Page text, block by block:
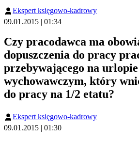
Ekspert księgowo-kadrowy
09.01.2015 | 01:34
Czy pracodawca ma
dopuszczenia do pracy
przebywającego na urlopie
wychowawczym, który
do pracy na 1/2 etatu?
Ekspert księgowo-kadrowy
09.01.2015 | 01:30